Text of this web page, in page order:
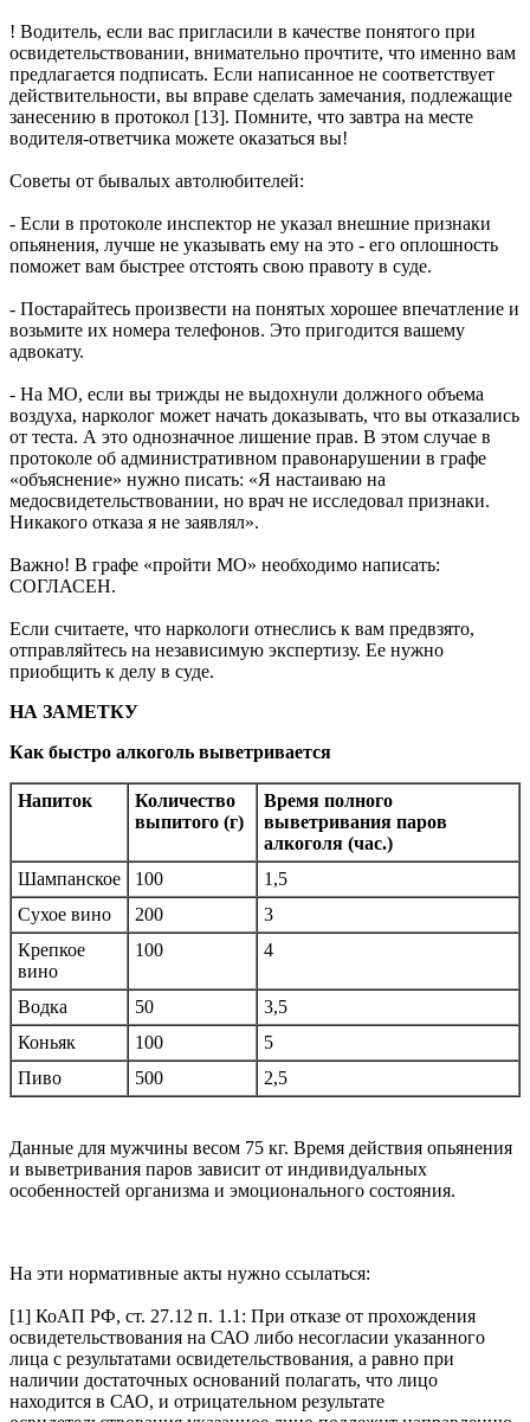
! Водитель, если вас пригласили в качестве понятого при
освидетельствовании, внимательно прочтите, что именно вам
предлагается подписать. Если написанное не соответствует
действительности, вы вправе сделать замечания, подлежащие
занесению в протокол [13]. Помните, что завтра на месте
водителя-ответчика можете оказаться вы!
Советы от бывалых автолюбителей:
- Если в протоколе инспектор не указал внешние признаки
опьянения, лучше не указывать ему на это - его оплошность
поможет вам быстрее отстоять свою правоту в суде.
- Постарайтесь произвести на понятых хорошее впечатление и
возьмите их номера телефонов. Это пригодится вашему
адвокату.
- На МО, если вы трижды не выдохнули должного объема
воздуха, нарколог может начать доказывать, что вы отказались
от теста. А это однозначное лишение прав. В этом случае в
протоколе об административном правонарушении в графе
«объяснение» нужно писать: «Я настаиваю на
медосвидетельствовании, но врач не исследовал признаки.
Никакого отказа я не заявлял».
Важно! В графе «пройти МО» необходимо написать:
СОГЛАСЕН.
Если считаете, что наркологи отнеслись к вам предвзято,
отправляйтесь на независимую экспертизу. Ее нужно
приобщить к делу в суде.
НА ЗАМЕТКУ
Как быстро алкоголь выветривается
Напиток
Количество
выпитого (г)
Время полного
выветривания паров
алкоголя (час.)
Шампанское
100
1,5
Сухое вино
200
3
Крепкое
вино
100 4
Водка 50
3,5
Коньяк
100
5
Пиво
500 2,5
Данные для мужчины весом 75 кг. Время действия опьянения
и выветривания паров зависит от индивидуальных
особенностей организма и эмоционального состояния.
На эти нормативные акты нужно ссылаться:
[1] КоАП РФ, ст. 27.12 п. 1.1: При отказе от прохождения
освидетельствования на САО либо несогласии указанного
лица с результатами освидетельствования, а равно при
наличии достаточных оснований полагать, что лицо
находится в САО, и отрицательном результате